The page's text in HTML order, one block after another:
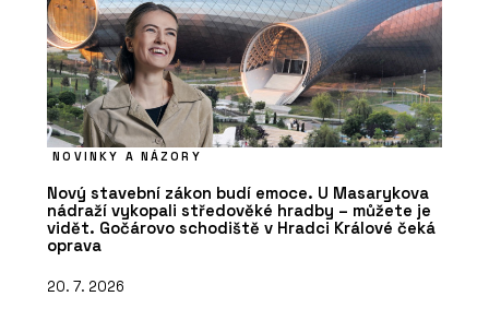
NOVINKY A NÁZORY
Nový stavební zákon budí emoce. U Masarykova
nádraží vykopali středověké hradby – můžete je
vidět. Gočárovo schodiště v Hradci Králové čeká
oprava
20. 7. 2026